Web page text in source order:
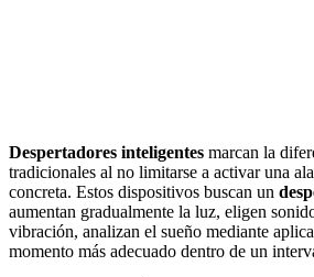
Despertadores inteligentes marcan la
tradicionales al no limitarse a activar una
concreta. Estos dispositivos buscan un
aumentan gradualmente la luz, eligen
vibración, analizan el sueño mediante
momento más adecuado dentro de un